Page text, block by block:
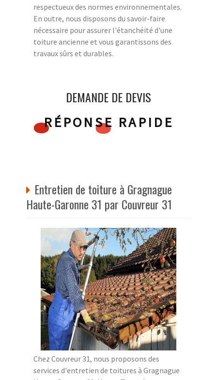
respectueux des normes environnementales.
En outre, nous disposons du savoir-faire
nécessaire pour assurer l'étanchéité d'une
toiture ancienne et vous garantissons des
travaux sûrs et durables.
DEMANDE DE DEVIS
RÉPONSE RAPIDE
Entretien de toiture à Gragnague
Haute-Garonne 31 par Couvreur 31
Chez Couvreur 31, nous proposons des
services d'entretien de toitures à Gragnague